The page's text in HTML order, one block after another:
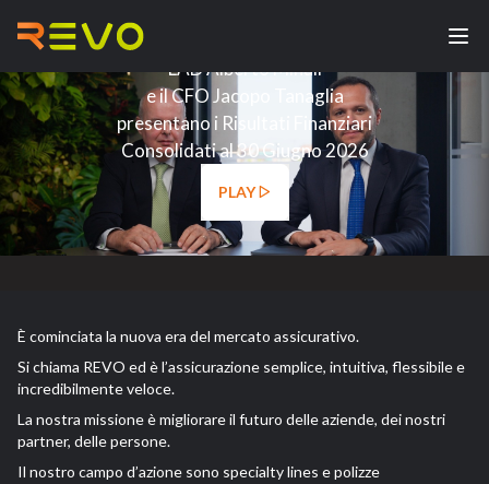
L'AD Alberto Minali
e il CFO Jacopo Tanaglia
presentano i Risultati Finanziari
Consolidati al 30 Giugno 2026
PLAY
È cominciata la nuova era del mercato assicurativo.
Si chiama REVO ed è l’assicurazione semplice, intuitiva, flessibile e
incredibilmente veloce.
La nostra missione è migliorare il futuro delle aziende, dei nostri
partner, delle persone.
Il nostro campo d’azione sono specialty lines e polizze